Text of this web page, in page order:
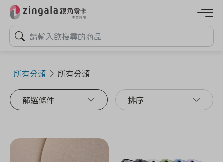
所有分類 所有分類
篩選條件 排序